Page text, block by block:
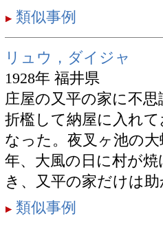
類似事例
リュウ，ダイジャ
1928年 福井県
庄屋の又平の家に不
折檻して納屋に入れ
なった。夜叉ヶ池の
年、大風の日に村が
き、又平の家だけは
類似事例